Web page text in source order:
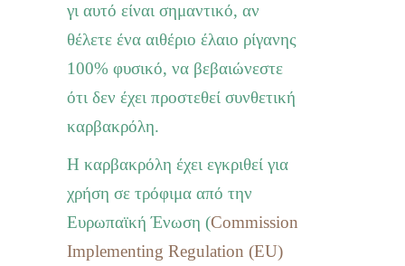
γι αυτό είναι σημαντικό, αν
θέλετε ένα αιθέριο έλαιο ρίγανης
100% φυσικό, να βεβαιώνεστε
ότι δεν έχει προστεθεί συνθετική
καρβακρόλη.
Η καρβακρόλη έχει εγκριθεί για
χρήση σε τρόφιμα από την
Ευρωπαϊκή Ένωση (Commission
Implementing Regulation (EU)